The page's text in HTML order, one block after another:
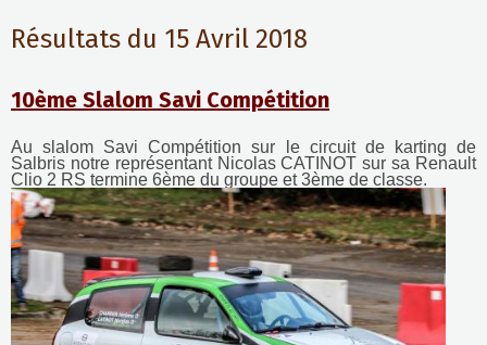
Résultats du 15 Avril 2018
10ème Slalom Savi Compétition
Au slalom Savi Compétition sur le circuit de karting de
Salbris notre représentant Nicolas CATINOT sur sa Renault
Clio 2 RS termine 6ème du groupe et 3ème de classe.